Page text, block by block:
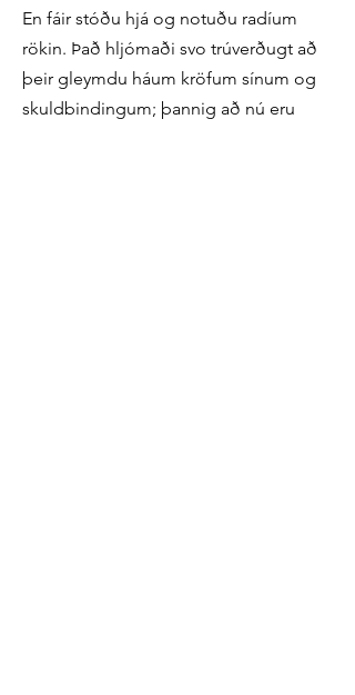
En fáir stóðu hjá og notuðu radíum
rökin. Það hljómaði svo trúverðugt að
þeir gleymdu háum kröfum sínum og
skuldbindingum; þannig að nú eru